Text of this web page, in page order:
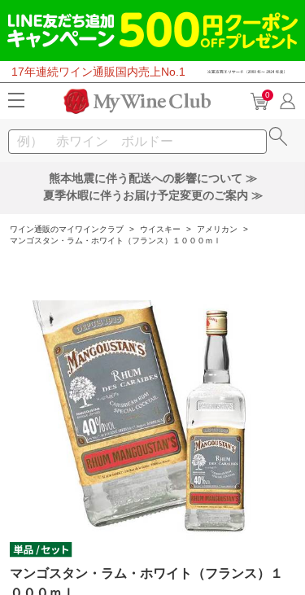
17年連続ワイン通販国内売上No.1
0
熊本地震に伴う配送への影響について ≫
夏季休暇に伴うお届け予定変更のご案内 ≫
ワイン通販のマイワインクラブ > ウイスキー > アメリカン
>
マンゴスタン・ラム・ホワイト（フランス）１０００ｍｌ
マンゴスタン・ラム・ホワイト（フランス）１